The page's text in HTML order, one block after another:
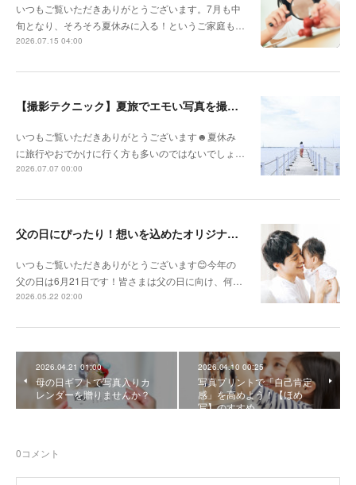
いつもご覧いただきありがとうございます。7月も中
旬となり、そろそろ夏休みに入る！というご家庭も…
2026.07.15 04:00
【撮影テクニック】夏旅でエモい写真を撮るポイント！
いつもご覧いただきありがとうございます☻夏休み
に旅行やおでかけに行く方も多いのではないでしょ…
2026.07.07 00:00
父の日にぴったり！想いを込めたオリジナルギフトを贈ろう🎁
いつもご覧いただきありがとうございます😊今年の
父の日は6月21日です！皆さまは父の日に向け、何…
2026.05.22 02:00
2026.04.21 01:00
母の日ギフトで写真入りカ
レンダーを贈りませんか？
2026.04.10 00:25
写真プリントで「自己肯定
感」を高めよう！【ほめ
写】のすすめ
0コメント